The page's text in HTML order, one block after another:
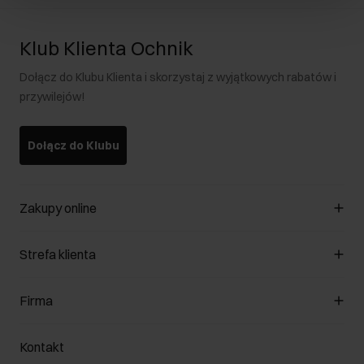
Klub Klienta Ochnik
Dołącz do Klubu Klienta i skorzystaj z wyjątkowych rabatów i
przywilejów!
Dołącz do Klubu
Zakupy online
Zarządzaj cookies
Formy płatności
Jak dokonać zwrotu?
Strefa klienta
Klub Klienta
Zwróć produkty
Firma
O nas
Kontakt